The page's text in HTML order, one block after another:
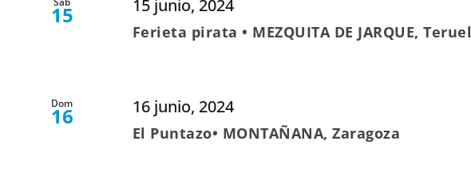
15 15 junio, 2024
Ferieta pirata • MEZQUITA DE JARQUE, Teruel
Dom
16 16 junio, 2024
El Puntazo• MONTAÑANA, Zaragoza